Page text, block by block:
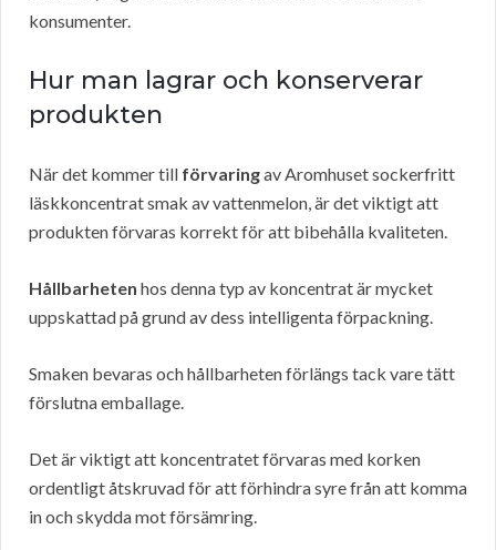
konsumenter.
Hur man lagrar och konserverar
produkten
När det kommer till förvaringav Aromhuset sockerfritt
läskkoncentrat smak av vattenmelon, är det viktigt att
produkten förvaras korrekt för att bibehålla kvaliteten.
Hållbarheten hos denna typ av koncentrat är mycket
uppskattad på grund av dess intelligenta förpackning.
Smaken bevaras och hållbarheten förlängs tack vare tätt
förslutna emballage.
Det är viktigt att koncentratet förvaras med korken
ordentligt åtskruvad för att förhindra syre från att komma
in och skydda mot försämring.